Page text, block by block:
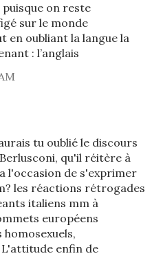
puisque on reste
sur le monde
en oubliant la langue la
: l’anglais
tu oublié le discours
qu'il réitère à
l'occasion de s'exprimer
les réactions rétrogades
italiens mm à
européens
enfin de